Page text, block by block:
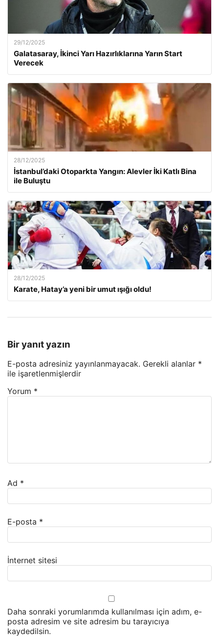
29/12/2025
Galatasaray, İkinci Yarı Hazırlıklarına Yarın Start
Verecek
28/12/2025
İstanbul’daki Otoparkta Yangın: Alevler İki Katlı Bina
ile Buluştu
28/12/2025
Karate, Hatay’a yeni bir umut ışığı oldu!
Bir yanıt yazın
E-posta adresiniz yayınlanmayacak. Gerekli alanlar *
ile işaretlenmişlerdir
Yorum *
Ad *
E-posta *
İnternet sitesi
Daha sonraki yorumlarımda kullanılması için adım, e-
posta adresim ve site adresim bu tarayıcıya
kaydedilsin.